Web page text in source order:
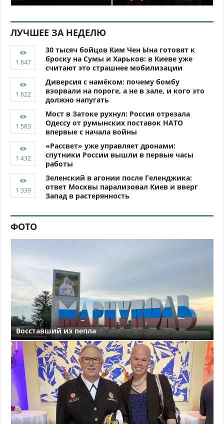
ЛУЧШЕЕ ЗА НЕДЕЛЮ
30 тысяч бойцов Ким Чен Ына готовят к
броску на Сумы и Харьков: в Киеве уже
считают это страшнее мобилизации
Диверсия с намёком: почему бомбу
взорвали на пороге, а не в зале, и кого это
должно напугать
Мост в Затоке рухнул: Россия отрезала
Одессу от румынских поставок НАТО
впервые с начала войны
«Рассвет» уже управляет дронами:
спутники России вышли в первые часы
работы
Зеленский в агонии после Геленджика:
ответ Москвы парализовал Киев и вверг
Запад в растерянность
ФОТО
Восставший из пепла